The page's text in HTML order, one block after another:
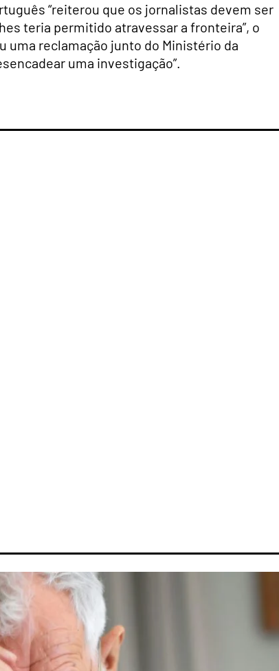
“reiterou que os jornalistas devem ser
teria permitido atravessar a fronteira”, o
uma reclamação junto do Ministério da
uma investigação”.